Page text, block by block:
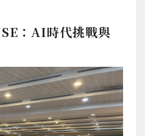
：AI時代挑戰與